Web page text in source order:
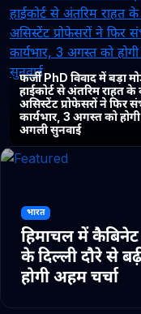
फर्जी PhD विवाद में बड़ा
हाईकोर्ट से अंतरिम राहत के
असिस्टेंट प्रोफेसरों ने फिर
कार्यभार, 3 अगस्त को होगी
अगली सुनवाई
भारत
हिमाचल में
के दिल्ली दौरे से
होगी अहम चर्चा